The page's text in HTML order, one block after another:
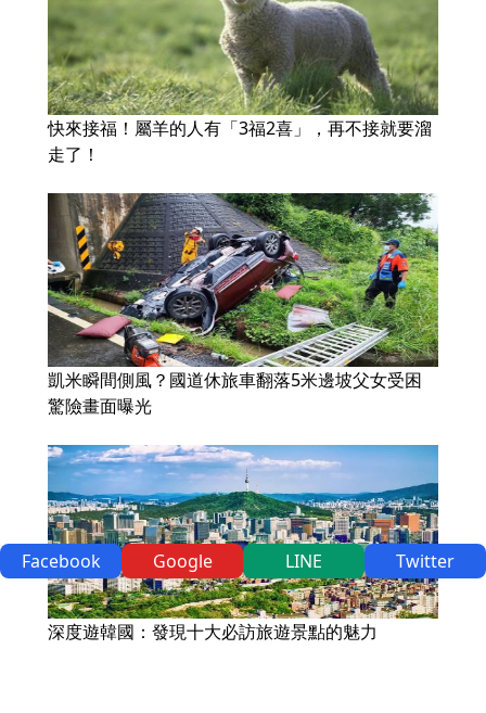
快來接福！屬羊的人有「3福2喜」，再不接就要溜
走了！
凱米瞬間側風？國道休旅車翻落5米邊坡父女受困
驚險畫面曝光
深度遊韓國：發現十大必訪旅遊景點的魅力
Facebook Google LINE Twitter